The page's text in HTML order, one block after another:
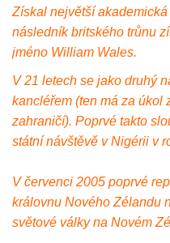
Získal největší
následník britského trůnu
jméno William Wales.
V 21 letech se jako druhý
kancléřem (ten má za úkol
zahraničí). Poprvé takto
státní návštěvě v Nigérii v
V červenci 2005 poprvé
královnu Nového Zélandu
světové války na Novém